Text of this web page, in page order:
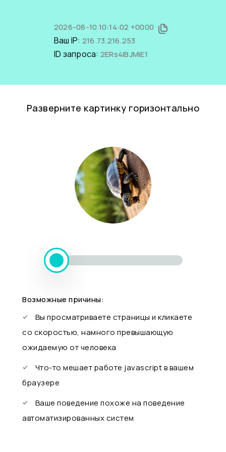
2026-08-10 10:14:02 +0000
Ваш IP: 216.73.216.253
ID запроса: 2ERs4lBJMiE1
Разверните картинку горизонтально
Возможные причины:
Вы просматриваете страницы и кликаете
со скоростью, намного превышающую
ожидаемую от человека
Что-то мешает работе javascript в вашем
браузере
Ваше поведение похоже на поведение
автоматизированных систем